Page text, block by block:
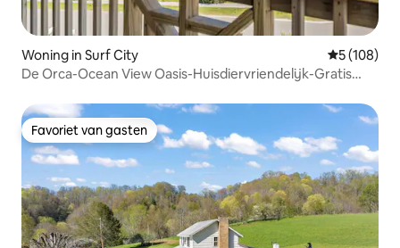
Woning in Surf City
5 (108)
De Orca-Ocean View Oasis-Huisdiervriendelijk-Gratis
Favoriet van gasten
Favoriet van gasten